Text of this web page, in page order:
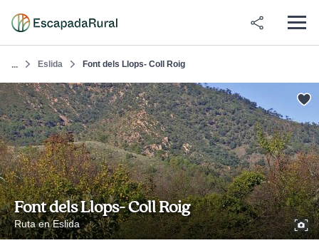
... Eslida Font dels Llops- Coll Roig
Font dels Llops- Coll Roig
Ruta en Eslida